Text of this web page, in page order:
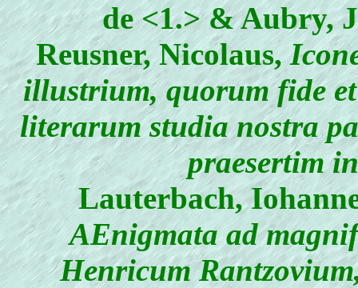
de <1.> & Aubry,
Reusner, Nicolaus,
illustrium, quorum fide
literarum studia nostra
praesertim
Lauterbach,
AEnigmata ad
Henricum